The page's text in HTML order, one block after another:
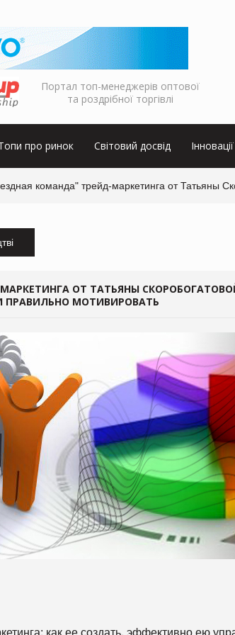
Портал топ-менеджерів оптової
та роздрібної торгівлі
про ринок Світовий досвід Інновації
команда" трейд-маркетинга от Татьяны
ОТ ТАТЬЯНЫ
ПРАВИЛЬНО МОТИВИРОВАТЬ
как ее создать, эффективно ею